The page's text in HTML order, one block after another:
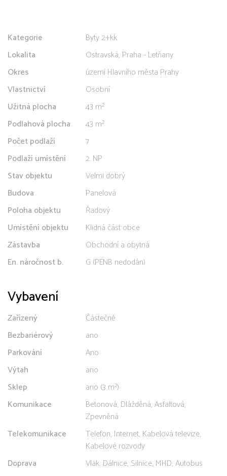
Kategorie
Byty 2+kk
Lokalita
Ostravská, Praha - Letňany
Okres
území Hlavního města Prahy
Vlastnictví
Osobní
Užitná plocha
43 m²
Podlahová plocha
43 m²
Počet podlaží
7
Podlaží umístění
2. NP
Stav objektu
Velmi dobrý
Budova
Panelová
Poloha objektu
Řadový
Umístění objektu
Klidná část obce
Zástavba
Obchodní a obytná
En. náročnost b.
G (PENB nedodán)
Vybavení
Zařízený
Částečně
Bezbariérový
ano
Parkování
Ano
Výtah
ano
Sklep
ano (3 m²)
Komunikace
Betonová, Dlážděná, Asfaltová,
Zpevněná
Telekomunikace
Telefon, Internet, Kabelová televize,
Kabelové rozvody
Doprava
Vlak, Dálnice, Silnice, MHD, Autobus